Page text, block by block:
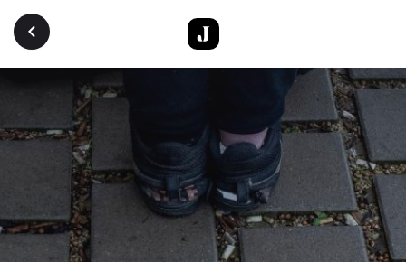
Direkt zum Inhalt